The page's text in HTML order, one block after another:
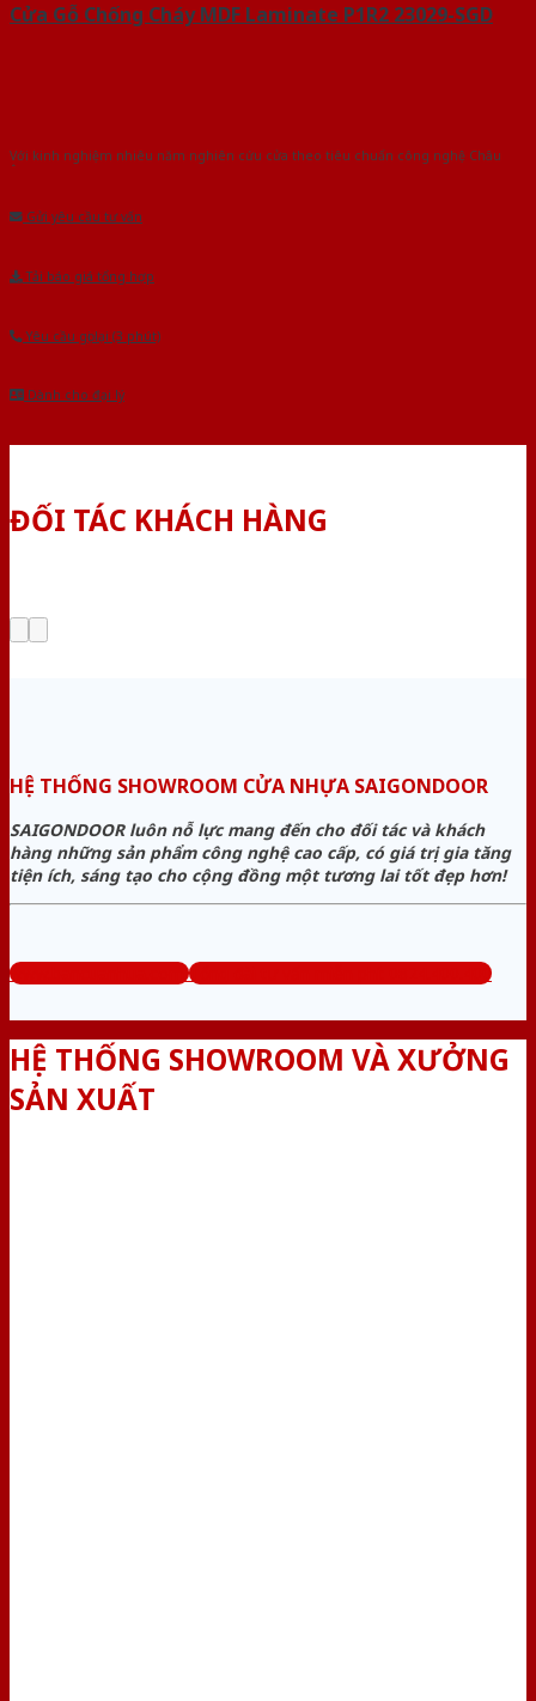
Cửa Gỗ Chống Cháy MDF Laminate P1R2 23029-SGD
Với kinh nghiệm nhiêu năm nghiên cứu cửa theo tiêu chuẩn công nghệ Châu
Gửi yêu cầu tư vấn
Tải báo giá tổng hợp
Yêu cầu gọi lại (3 phút)
Dành cho đại lý
ĐỐI TÁC KHÁCH HÀNG
HỆ THỐNG SHOWROOM CỬA NHỰA SAIGONDOOR
SAIGONDOOR luôn nỗ lực mang đến cho đối tác và khách
hàng những sản phẩm công nghệ cao cấp, có giá trị gia tăng
tiện ích, sáng tạo cho cộng đồng một tương lai tốt đẹp hơn!
www.bancuanhua.com Tổng đài tư vấn miễn phí: 0824.400.400
HỆ THỐNG SHOWROOM VÀ XƯỞNG
SẢN XUẤT